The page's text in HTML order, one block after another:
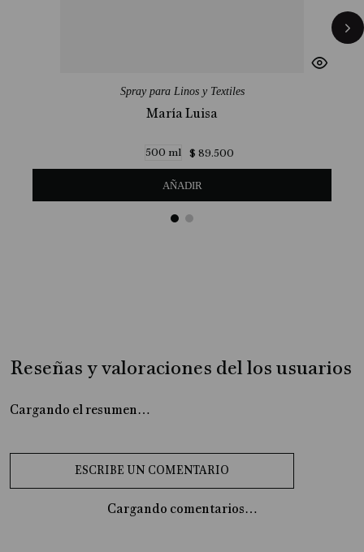
Spray para Linos y Textiles
María Luisa
500 ml $ 89.500
AÑADIR
Reseñas y valoraciones del los usuarios
Cargando el resumen…
Cargando comentarios…